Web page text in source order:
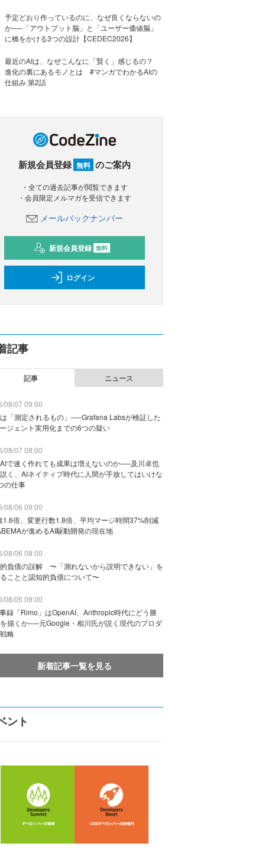
予定どおり作っているのに、なぜ良くならないの
か──「アウトプット脳」と「ユーザー価値脳」
に橋をかける3つの設計【CEDEC2026】
最近のAIは、なぜこんなに「賢く」感じるの？
進化の裏にあるモノとは #マンガでわかるAIの
仕組み 第2話
新規会員登録 無料 のご案内
・全ての過去記事が閲覧できます
・会員限定メルマガを受信できます
メールバックナンバー
新規会員登録 無料
ログイン
記事
記事 ニュース
08/07 09:00
「測定されるもの」──Grafana Labsが検証した
ジェント実用化までの6つの疑い
08/07 08:00
で速く作れても成果は増えないのか──及川卓也
く、AIネイティブ時代に人間が手放してはいけな
の仕事
08/06 09:00
1.6倍、変更行数1.8倍、平均マージ時間37%削減
が進めるAI駆動開発の現在地
08/06 08:00
負債の誤解 〜「測れないから説明できない」を
ことと認知的負債について〜
08/05 09:00
録「Rimo」はOpenAI、Anthropic時代にどう勝
描くか──元Google・相川氏が説く現代のプロダ
略
新着記事一覧を見る
ント